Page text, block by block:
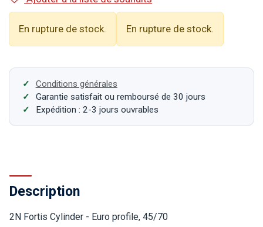
En rupture de stock. En rupture de stock.
Conditions générales
Garantie satisfait ou remboursé de 30 jours
Expédition : 2-3 jours ouvrables
Description
2N Fortis Cylinder - Euro profile, 45/70